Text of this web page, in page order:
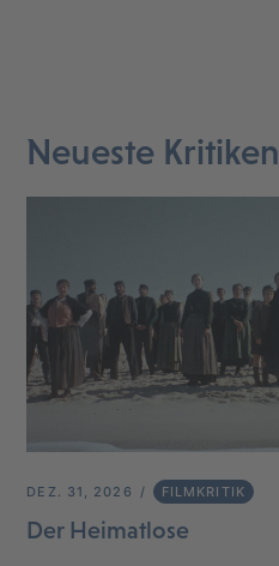
Neueste Kritiken
DEZ. 31, 2026 FILMKRITIK
Der Heimatlose